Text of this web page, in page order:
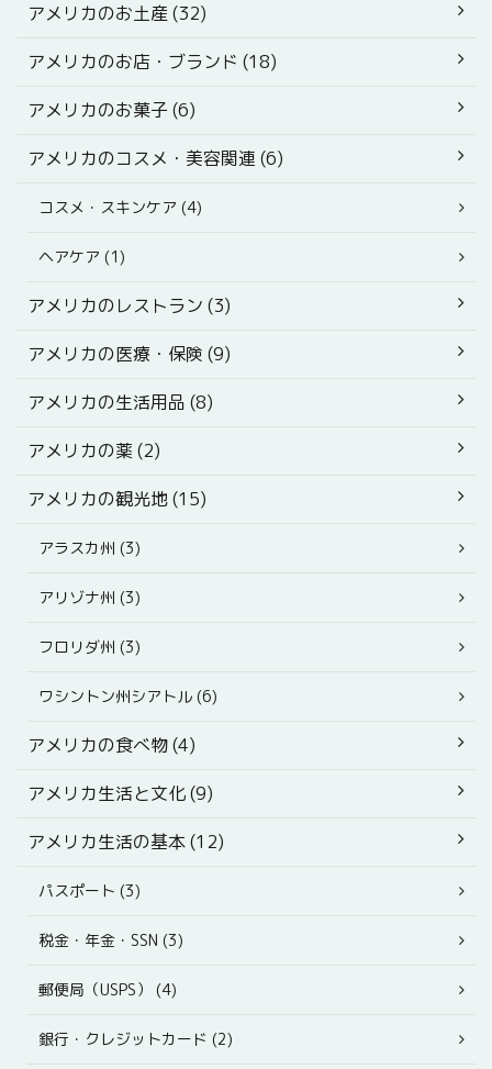
アメリカのお土産 (32)
アメリカのお店・ブランド (18)
アメリカのお菓子 (6)
アメリカのコスメ・美容関連 (6)
コスメ・スキンケア (4)
ヘアケア (1)
アメリカのレストラン (3)
アメリカの医療・保険 (9)
アメリカの生活用品 (8)
アメリカの薬 (2)
アメリカの観光地 (15)
アラスカ州 (3)
アリゾナ州 (3)
フロリダ州 (3)
ワシントン州シアトル (6)
アメリカの食べ物 (4)
アメリカ生活と文化 (9)
アメリカ生活の基本 (12)
パスポート (3)
税金・年金・SSN (3)
郵便局（USPS） (4)
銀行・クレジットカード (2)